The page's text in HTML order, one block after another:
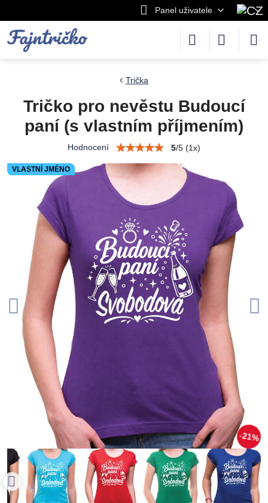
Panel uživatele
VLASTNÍ JMÉNO
21%
Trička
Tričko pro nevěstu Budoucí
paní (s vlastním příjmením)
Hodnocení 5/5 (1x)